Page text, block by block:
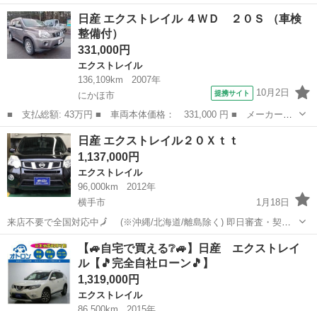
名： 日産 ■ 車種名： エクストレイル ■ グレード名： ２０Ｘ
ｔｔ ＡＴ ４ＷＤ ナビ ＴＶ Ｂカメラ エンジンスターター
ドラレコ ■ 排...
青森 青森市 エクストレイル
日産 エクストレイル ４ＷＤ ２０Ｓ （車検
整備付）
331,000円
エクストレイル
136,109km
2007年
にかほ市
提携サイト 10月2日
■ 支払総額: 43万円 ■ 車両本体価格： 331,000 円 ■ メーカー
名： 日産 ■ 車種名： エクストレイル ■ グレード名： ４Ｗ
Ｄ ２０Ｓ ■ 排気量： 2000cc ■ ドア枚数： 5D ■ ミッショ
ン： ...
秋田 にかほ市 エクストレイル
日産 エクストレイル２０Ｘｔｔ
1,137,000円
エクストレイル
96,000km
2012年
横手市
1月18日
来店不要で全国対応中🗾 (※沖縄/北海道/離島除く) 即日審査・契約
もできちゃう✨ 今回のお車の詳細はこちらから↓仮審査も可能◎
https://www.otoron.jp/lists/detail?carno...
横手市 エクストレイル オトロン
【🚙自宅で買える❔🚙】日産 エクストレイ
ル【🎵完全自社ローン🎵】
1,319,000円
エクストレイル